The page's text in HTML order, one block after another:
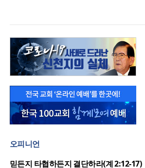
오피니언
믿든지 타협하든지 결단하라(계 2:12-17)